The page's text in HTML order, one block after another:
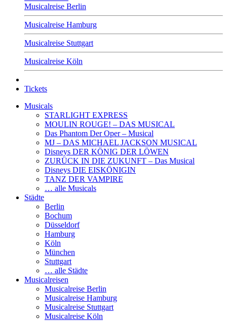
Musicalreise Berlin
Musicalreise Hamburg
Musicalreise Stuttgart
Musicalreise Köln
Tickets
Musicals
STARLIGHT EXPRESS
MOULIN ROUGE! – DAS MUSICAL
Das Phantom Der Oper – Musical
MJ – DAS MICHAEL JACKSON MUSICAL
Disneys DER KÖNIG DER LÖWEN
ZURÜCK IN DIE ZUKUNFT – Das Musical
Disneys DIE EISKÖNIGIN
TANZ DER VAMPIRE
… alle Musicals
Städte
Berlin
Bochum
Düsseldorf
Hamburg
Köln
München
Stuttgart
… alle Städte
Musicalreisen
Musicalreise Berlin
Musicalreise Hamburg
Musicalreise Stuttgart
Musicalreise Köln